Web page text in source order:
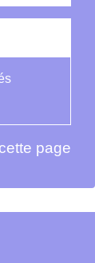
page